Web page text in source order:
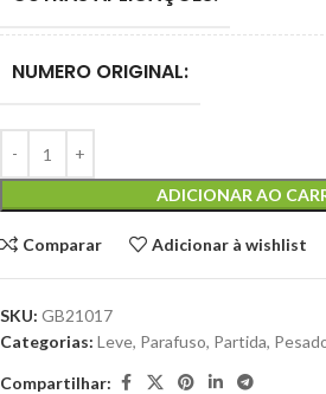
NUMERO ORIGINAL:
ADICIONAR AO
Comparar Adicionar à wishlist
SKU: GB21017
Categorias: Leve, Parafuso, Partida,
Compartilhar: